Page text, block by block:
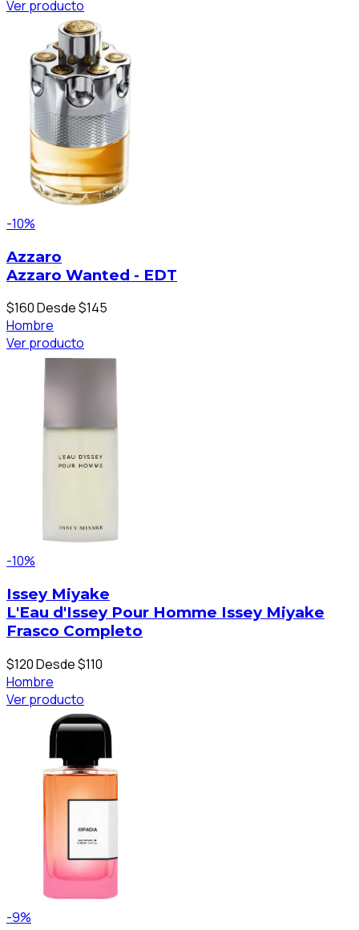
Ver producto
-10%
Azzaro
Azzaro Wanted - EDT
$160Desde $145
Hombre
Ver producto
-10%
Issey Miyake
L'Eau d'Issey Pour Homme Issey Miyake
Frasco Completo
$120Desde $110
Hombre
Ver producto
-9%